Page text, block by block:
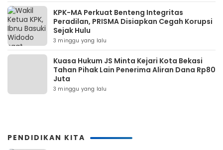
KPK-MA Perkuat Benteng Integritas
Peradilan, PRISMA Disiapkan Cegah Korupsi
Sejak Hulu
3 minggu yang lalu
Kuasa Hukum JS Minta Kejari Kota Bekasi
Tahan Pihak Lain Penerima Aliran Dana Rp80
Juta
3 minggu yang lalu
PENDIDIKAN KITA